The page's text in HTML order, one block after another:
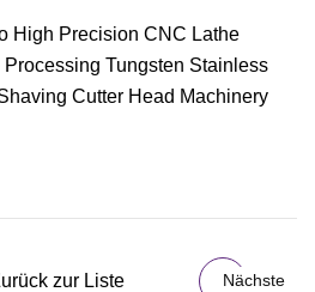
zur Liste Nächste